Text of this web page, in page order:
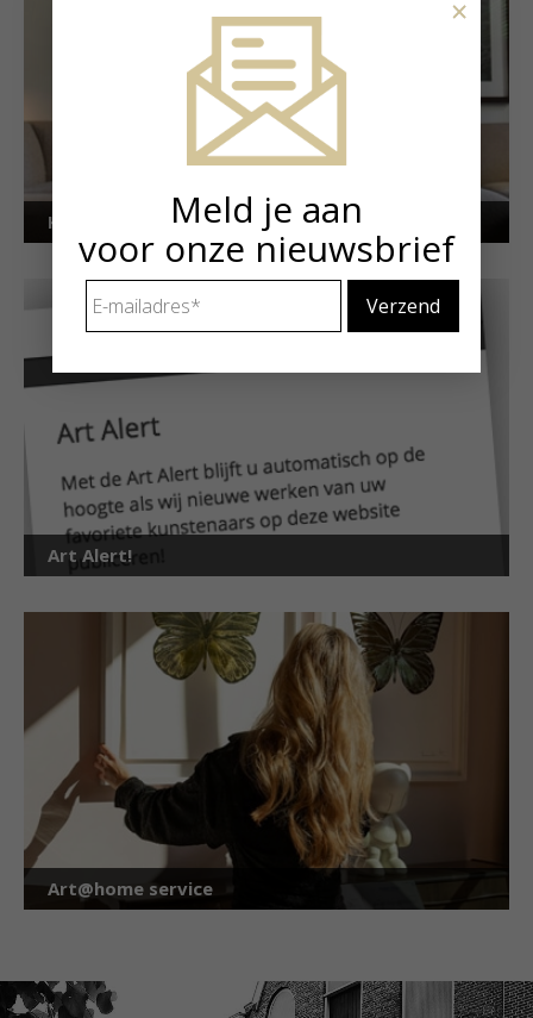
Kunstuitleen voor particulieren
Art Alert!
Art@home service
Meld je aan
voor onze nieuwsbrief
mailadres *
×